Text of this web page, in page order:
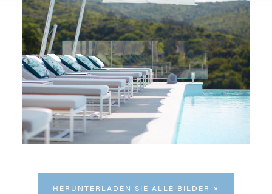
HERUNTERLADEN SIE ALLE BILDER